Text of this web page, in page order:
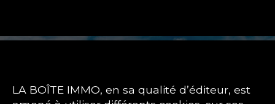
LA BOÎTE IMMO, en sa qualité d’éditeur, est